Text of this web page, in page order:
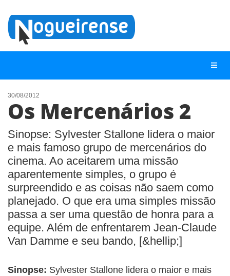
NOTÍCIAS
LISTA DIGITAL
TELEFONES ÚTEIS
QUEM SOMOS
CONTATO
ANUNCIE
BUSCAR
30/08/2012
Os Mercenários 2
Sinopse: Sylvester Stallone lidera o maior
e mais famoso grupo de mercenários do
cinema. Ao aceitarem uma missão
aparentemente simples, o grupo é
surpreendido e as coisas não saem como
planejado. O que era uma simples missão
passa a ser uma questão de honra para a
equipe. Além de enfrentarem Jean-Claude
Van Damme e seu bando, [&hellip;]
Sinopse: Sylvester Stallone lidera o maior e mais